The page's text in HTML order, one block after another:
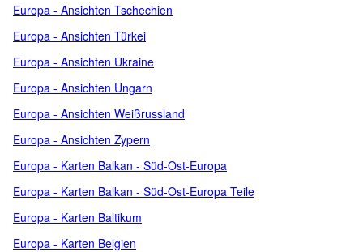
Europa - Ansichten Tschechien
Europa - Ansichten Türkei
Europa - Ansichten Ukraine
Europa - Ansichten Ungarn
Europa - Ansichten Weißrussland
Europa - Ansichten Zypern
Europa - Karten Balkan - Süd-Ost-Europa
Europa - Karten Balkan - Süd-Ost-Europa Teile
Europa - Karten Baltikum
Europa - Karten Belgien